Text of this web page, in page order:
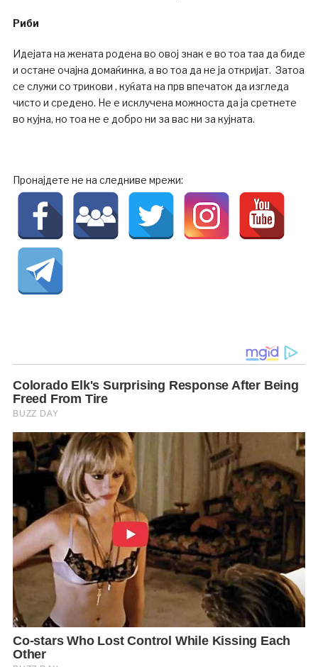
Риби
Идејата на жената родена во овој знак е во тоа таа да биде
и остане очајна домаќинка, а во тоа да не ја откријат. Затоа
се служи со трикови , куќата на прв впечаток да изгледа
чисто и средено. Не е исклучена можноста да ја сретнете
во кујна, но тоа не е добро ни за вас ни за кујната.
Пронајдете не на следниве мрежи: